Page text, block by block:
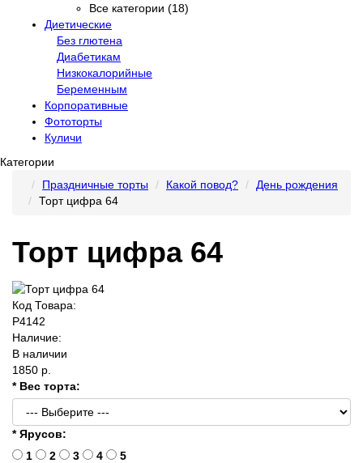
Все категории (18)
Диетические
Без глютена
Диабетикам
Низкокалорийные
Беременным
Корпоративные
Фототорты
Куличи
Категории
Праздничные торты
Какой повод?
День рождения
Торт цифра 64
Торт цифра 64
Код Товара:
P4142
Наличие:
В наличии
1850 р.
* Вес торта:
* Ярусов:
1
2 3 4
5